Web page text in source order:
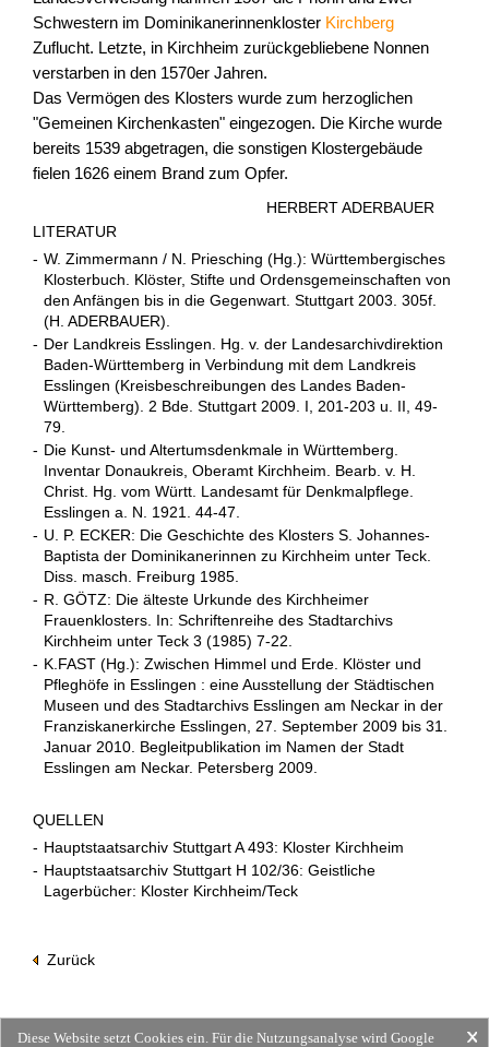
Schwestern im Dominikanerinnenkloster Kirchberg
Zuflucht. Letzte, in Kirchheim zurückgebliebene Nonnen
verstarben in den 1570er Jahren.
Das Vermögen des Klosters wurde zum herzoglichen
"Gemeinen Kirchenkasten" eingezogen. Die Kirche wurde
bereits 1539 abgetragen, die sonstigen Klostergebäude
fielen 1626 einem Brand zum Opfer.
HERBERT ADERBAUER
LITERATUR
- W. Zimmermann / N. Priesching (Hg.): Württembergisches
Klosterbuch. Klöster, Stifte und Ordensgemeinschaften von
den Anfängen bis in die Gegenwart. Stuttgart 2003. 305f.
(H. ADERBAUER).
- Der Landkreis Esslingen. Hg. v. der Landesarchivdirektion
Baden-Württemberg in Verbindung mit dem Landkreis
Esslingen (Kreisbeschreibungen des Landes Baden-
Württemberg). 2 Bde. Stuttgart 2009. I, 201-203 u. II, 49-
79.
- Die Kunst- und Altertumsdenkmale in Württemberg.
Inventar Donaukreis, Oberamt Kirchheim. Bearb. v. H.
Christ. Hg. vom Württ. Landesamt für Denkmalpflege.
Esslingen a. N. 1921. 44-47.
- U. P. ECKER: Die Geschichte des Klosters S. Johannes-
Baptista der Dominikanerinnen zu Kirchheim unter Teck.
Diss. masch. Freiburg 1985.
- R. GÖTZ: Die älteste Urkunde des Kirchheimer
Frauenklosters. In: Schriftenreihe des Stadtarchivs
Kirchheim unter Teck 3 (1985) 7-22.
- K.FAST (Hg.): Zwischen Himmel und Erde. Klöster und
Pfleghöfe in Esslingen : eine Ausstellung der Städtischen
Museen und des Stadtarchivs Esslingen am Neckar in der
Franziskanerkirche Esslingen, 27. September 2009 bis 31.
Januar 2010. Begleitpublikation im Namen der Stadt
Esslingen am Neckar. Petersberg 2009.
QUELLEN
- Hauptstaatsarchiv Stuttgart A 493: Kloster Kirchheim
- Hauptstaatsarchiv Stuttgart H 102/36: Geistliche
Lagerbücher: Kloster Kirchheim/Teck
Zurück
Diese Website setzt Cookies ein. Für die Nutzungsanalyse wird Google